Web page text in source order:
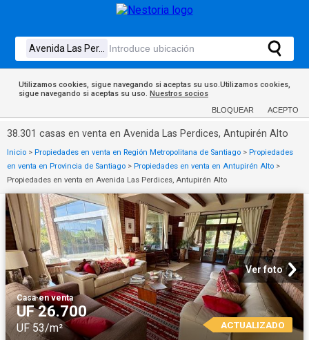
Utilizamos cookies, sigue navegando si aceptas su uso.Utilizamos cookies,
sigue navegando si aceptas su uso. Nuestros socios
BLOQUEAR ACEPTO
38.301 casas en venta en Avenida Las Perdices, Antupirén Alto
Inicio > Propiedades en venta en Región Metropolitana de Santiago > Propiedades
en venta en Provincia de Santiago > Propiedades en venta en Antupirén Alto >
Propiedades en venta en Avenida Las Perdices, Antupirén Alto
Ver foto
Casa·en venta
UF 26.700
UF 53/m² ACTUALIZADO